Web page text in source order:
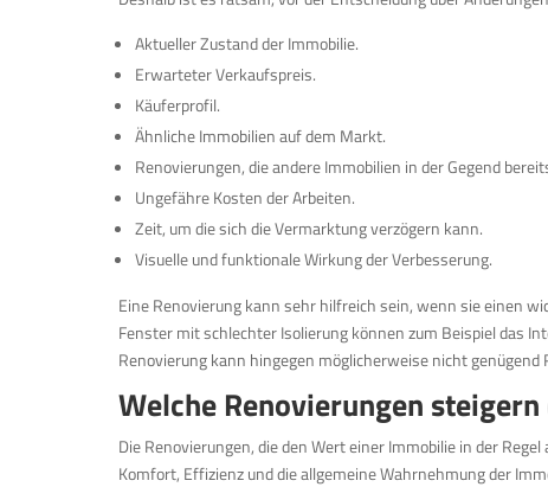
Aktueller Zustand der Immobilie.
Erwarteter Verkaufspreis.
Käuferprofil.
Ähnliche Immobilien auf dem Markt.
Renovierungen, die andere Immobilien in der Gegend
Ungefähre Kosten der Arbeiten.
Zeit, um die sich die Vermarktung verzögern kann.
Visuelle und funktionale Wirkung der Verbesserung.
Eine Renovierung kann sehr hilfreich sein, wenn sie einen
Fenster mit schlechter Isolierung können zum Beispiel das
Renovierung kann hingegen möglicherweise nicht genügend
Welche Renovierungen
Die Renovierungen, die den Wert einer Immobilie in der
Komfort, Effizienz und die allgemeine Wahrnehmung der